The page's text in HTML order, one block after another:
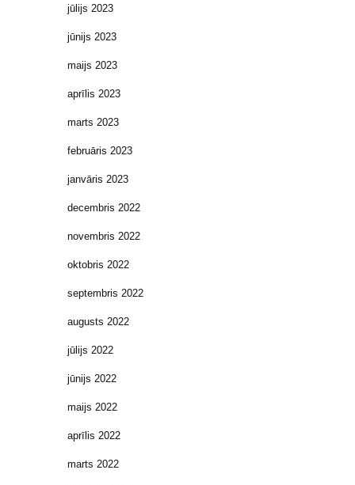
jūlijs 2023
jūnijs 2023
maijs 2023
aprīlis 2023
marts 2023
februāris 2023
janvāris 2023
decembris 2022
novembris 2022
oktobris 2022
septembris 2022
augusts 2022
jūlijs 2022
jūnijs 2022
maijs 2022
aprīlis 2022
marts 2022